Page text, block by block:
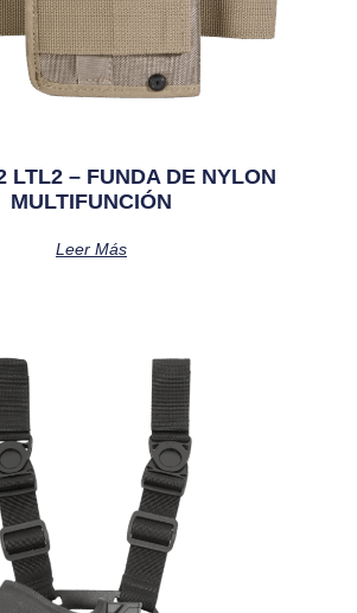
LTL2 – FUNDA DE NYLON
MULTIFUNCIÓN
Leer Más